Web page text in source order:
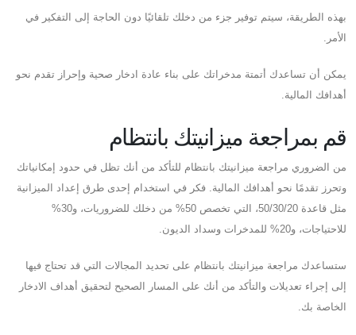
بهذه الطريقة، سيتم توفير جزء من دخلك تلقائيًا دون الحاجة إلى التفكير في
الأمر.
يمكن أن تساعدك أتمتة مدخراتك على بناء عادة ادخار صحية وإحراز تقدم نحو
أهدافك المالية.
قم بمراجعة ميزانيتك بانتظام
من الضروري مراجعة ميزانيتك بانتظام للتأكد من أنك تظل في حدود إمكانياتك
وتحرز تقدمًا نحو أهدافك المالية. فكر في استخدام إحدى طرق إعداد الميزانية
مثل قاعدة 50/30/20، التي تخصص 50% من دخلك للضروريات، و30%
للاحتياجات، و20% للمدخرات وسداد الديون.
ستساعدك مراجعة ميزانيتك بانتظام على تحديد المجالات التي قد تحتاج فيها
إلى إجراء تعديلات والتأكد من أنك على المسار الصحيح لتحقيق أهداف الادخار
الخاصة بك.